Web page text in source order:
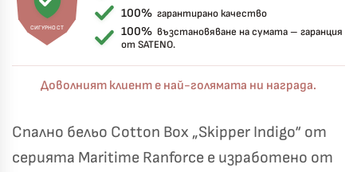
СИГУРНОСТ
100% гарантирано качество
100% възстановяване на сумата – гаранция
от SATENO.
Доволният клиент е най-голямата ни награда.
Спално бельо Cotton Box „Skipper Indigo“ от
серията Maritime Ranforce е изработено от